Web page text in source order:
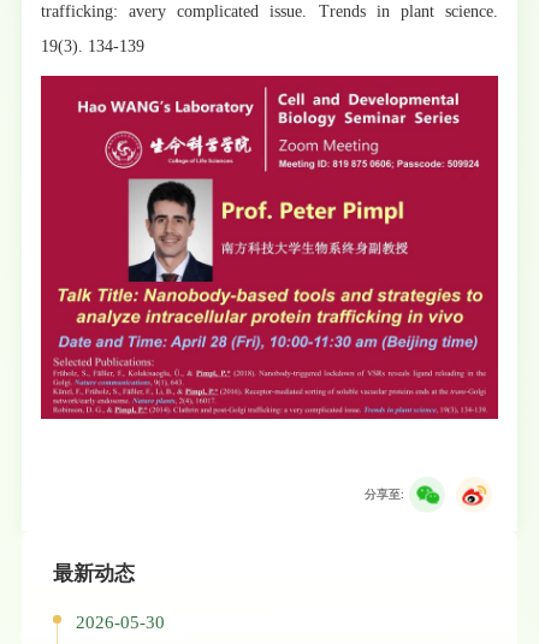
trafficking: avery complicated issue. Trends in plant science.
19(3). 134-139
分享至:
最新动态
2026-05-30